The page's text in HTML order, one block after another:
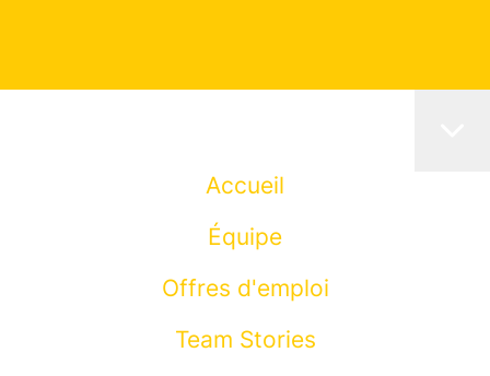
Accueil
Équipe
Offres d'emploi
Team Stories